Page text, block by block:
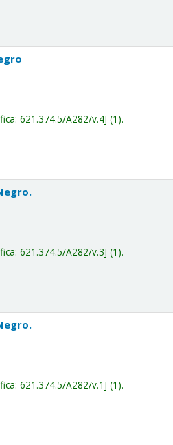
621.374.5/A282/v.4 (1).
621.374.5/A282/v.3 (1).
621.374.5/A282/v.1 (1).